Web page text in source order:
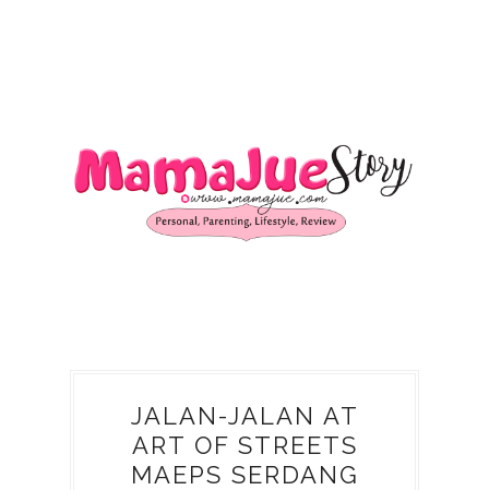
JALAN-JALAN AT
ART OF STREETS
MAEPS SERDANG